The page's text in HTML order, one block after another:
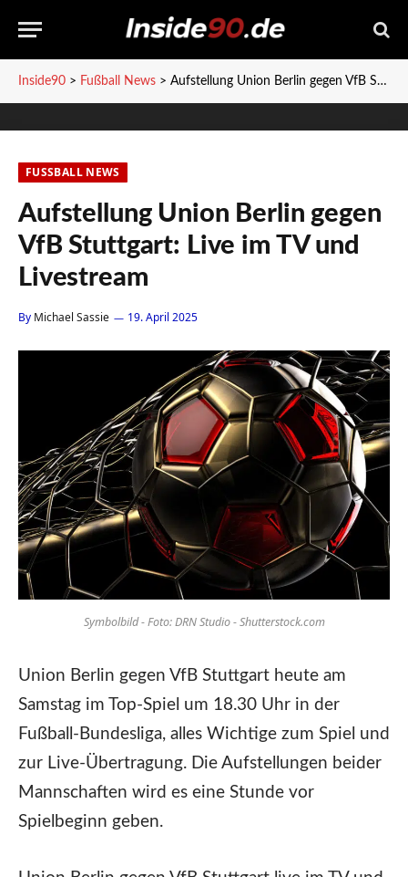
Inside90 > Fußball News > Aufstellung Union Berlin gegen VfB Stuttgart: Live im TV und Livestream
FUSSBALL NEWS
Aufstellung Union Berlin gegen
VfB Stuttgart: Live im TV und
Livestream
By Michael Sassie 19. April 2025
Symbolbild - Foto: DRN Studio - Shutterstock.com
Union Berlin gegen VfB Stuttgart heute am
Samstag im Top-Spiel um 18.30 Uhr in der
Fußball-Bundesliga, alles Wichtige zum Spiel und
zur Live-Übertragung. Die Aufstellungen beider
Mannschaften wird es eine Stunde vor
Spielbeginn geben.